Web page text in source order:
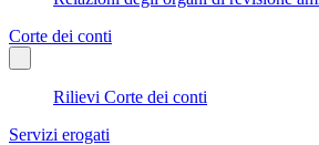
Corte dei conti
Rilievi Corte dei conti
Servizi erogati